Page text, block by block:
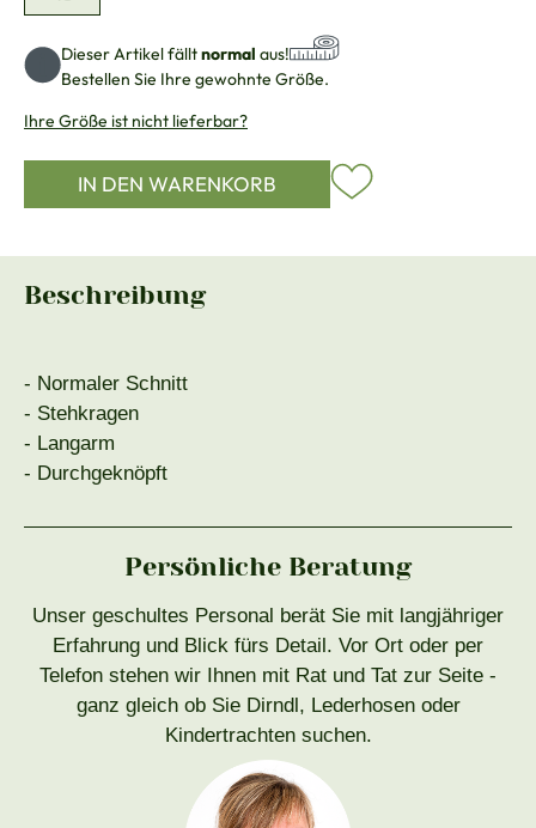
Dieser Artikel fälltnormal aus!
Bestellen Sie Ihre gewohnte Größe.
Ihre Größe ist nicht lieferbar?
IN DEN WARENKORB
Beschreibung
- Normaler Schnitt
- Stehkragen
- Langarm
- Durchgeknöpft
Persönliche Beratung
Unser geschultes Personal berät Sie mit langjähriger
Erfahrung und Blick fürs Detail. Vor Ort oder per
Telefon stehen wir Ihnen mit Rat und Tat zur Seite -
ganz gleich ob Sie Dirndl, Lederhosen oder
Kindertrachten suchen.